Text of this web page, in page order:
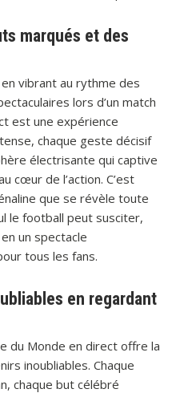
marqués et des
vibrant au rythme des
lors d’un match
est une expérience
chaque geste décisif
électrisante qui captive
cœur de l’action. C’est
que se révèle toute
le football peut susciter,
un spectacle
tous les fans.
en regardant
du Monde en direct offre la
inoubliables. Chaque
chaque but célébré